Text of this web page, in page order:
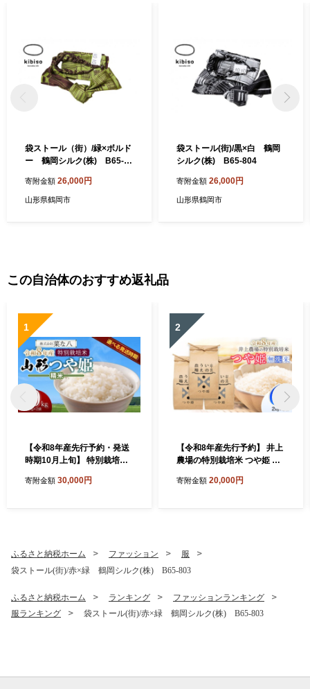
袋ストール（街）/緑×ボルド
ー 鶴岡シルク(株) B65-80
寄附金額 26,000円
山形県鶴岡市
袋ストール(街)/黒×白 鶴岡
シルク(株) B65-804
寄附金額 26,000円
山形県鶴岡市
この自治体のおすすめ返礼品
1
【令和8年産先行予約・発送
時期10月上旬】 特別栽培米
2) 山形県鶴岡市産 株式会
寄附金額 30,000円
2
【令和8年産先行予約】 井上
農場の特別栽培米 つや姫 無
56 山形県鶴岡市
寄附金額 20,000円
ふるさと納税ホーム ファッション
服
袋ストール(街)/赤×緑 鶴岡シルク(株) B65-803
ふるさと納税ホーム ランキング
ファッションランキング
服ランキング
袋ストール(街)/赤×緑 鶴岡シルク(株) B65-803